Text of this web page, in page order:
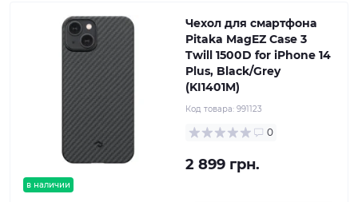
в наличии
Чехол для смартфона
Pitaka MagEZ Case 3
Twill 1500D for iPhone 14
Plus, Black/Grey
(KI1401M)
Код товара: 991123
0
2 899 грн.